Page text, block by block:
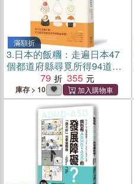
滿額折
3.日本的飯糰：走遍日本47
個都道府縣尋覓所得94道食
79 355
庫存 > 10